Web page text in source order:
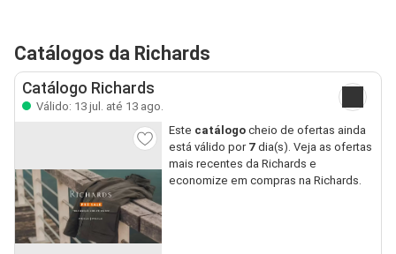
Catálogos da Richards
Catálogo Richards
Válido: 13 jul. até 13 ago.
Este catálogocheio de ofertas ainda
está válido por 7dia(s). Veja as ofertas
mais recentes da Richards e
economize em compras na Richards.